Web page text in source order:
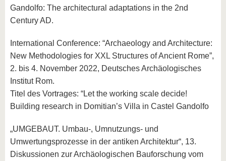
Gandolfo: The architectural adaptations in the 2nd
Century AD.
International Conference: “Archaeology and Architecture:
New Methodologies for XXL Structures of Ancient Rome”,
2. bis 4. November 2022, Deutsches Archäologisches
Institut Rom.
Titel des Vortrages: “Let the working scale decide!
Building research in Domitian’s Villa in Castel Gandolfo
„UMGEBAUT. Umbau-, Umnutzungs- und
Umwertungsprozesse in der antiken Architektur“, 13.
Diskussionen zur Archäologischen Bauforschung vom